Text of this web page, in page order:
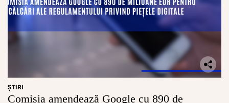
r
i
ŞTIRI
Comisia amendează Google cu 890 de